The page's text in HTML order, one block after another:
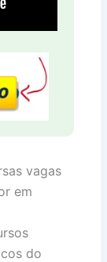
vagas
em
do